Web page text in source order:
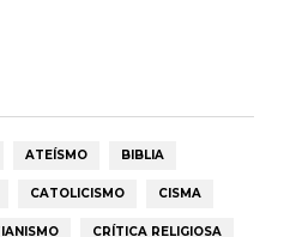
ATEÍSMO BIBLIA
CATOLICISMO CISMA
CRÍTICA RELIGIOSA